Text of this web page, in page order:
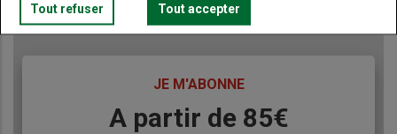
JE M'ABONNE
A partir de 85€
Tout refuser Tout accepter